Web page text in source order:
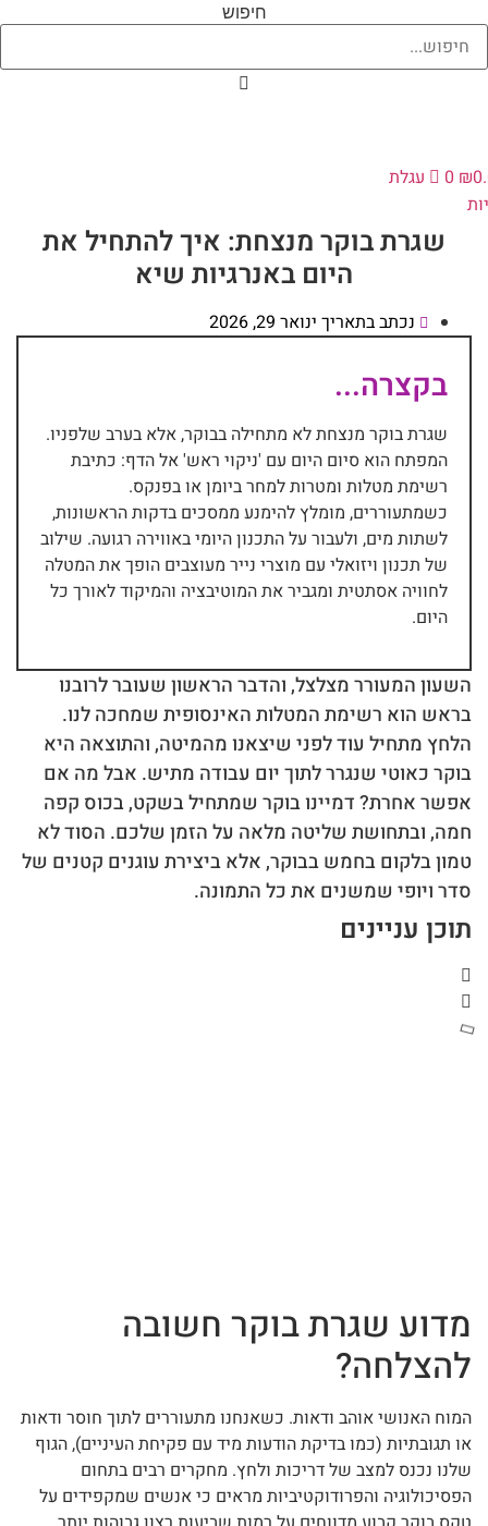
חיפוש
₪
0
עגלת
שגרת בוקר מנצחת: איך להתחיל את
היום באנרגיות שיא
נכתב בתאריך ינואר 29, 2026
בקצרה...
שגרת בוקר מנצחת לא מתחילה בבוקר, אלא בערב שלפניו.
המפתח הוא סיום היום עם 'ניקוי ראש' אל הדף: כתיבת
רשימת מטלות ומטרות למחר ביומן או בפנקס.
כשמתעוררים, מומלץ להימנע ממסכים בדקות הראשונות,
לשתות מים, ולעבור על התכנון היומי באווירה רגועה. שילוב
של תכנון ויזואלי עם מוצרי נייר מעוצבים הופך את המטלה
לחוויה אסתטית ומגביר את המוטיבציה והמיקוד לאורך כל
היום.
השעון המעורר מצלצל, והדבר הראשון שעובר לרובנו
בראש הוא רשימת המטלות האינסופית שמחכה לנו.
הלחץ מתחיל עוד לפני שיצאנו מהמיטה, והתוצאה היא
בוקר כאוטי שנגרר לתוך יום עבודה מתיש. אבל מה אם
אפשר אחרת? דמיינו בוקר שמתחיל בשקט, בכוס קפה
חמה, ובתחושת שליטה מלאה על הזמן שלכם. הסוד לא
טמון בלקום בחמש בבוקר, אלא ביצירת עוגנים קטנים של
סדר ויופי שמשנים את כל התמונה.
תוכן עניינים
מדוע שגרת בוקר חשובה
להצלחה?
המוח האנושי אוהב ודאות. כשאנחנו מתעוררים לתוך חוסר ודאות
או תגובתיות (כמו בדיקת הודעות מיד עם פקיחת העיניים), הגוף
שלנו נכנס למצב של דריכות ולחץ. מחקרים רבים בתחום
הפסיכולוגיה והפרודוקטיביות מראים כי אנשים שמקפידים על